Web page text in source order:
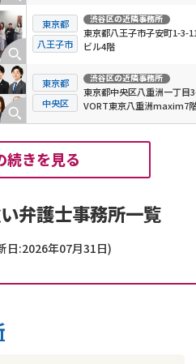
東京都
八王子市
渋谷区の近隣事務所
東京都八王子市子安町1-3-
ビル4階
東京都
中央区
渋谷区の近隣事務所
東京都中央区八重洲一丁目
VORT東京八重洲maxim7
続きを見る
弁護士事務所一覧
日:2026年07月31日)